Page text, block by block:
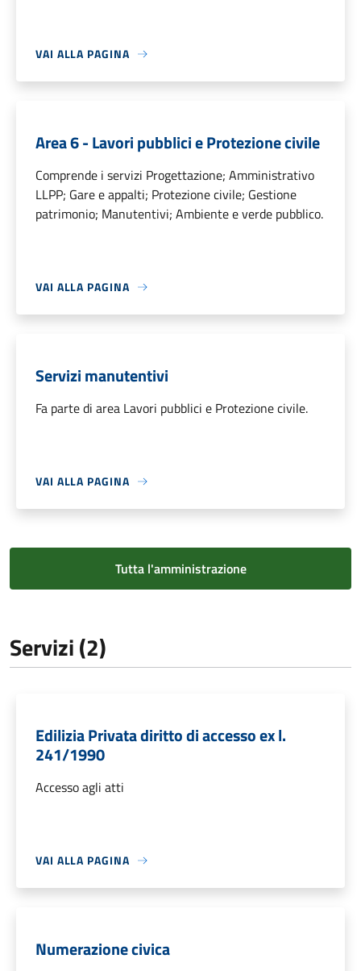
VAI ALLA PAGINA
Area 6 - Lavori pubblici e Protezione civile
Comprende i servizi Progettazione; Amministrativo
LLPP; Gare e appalti; Protezione civile; Gestione
patrimonio; Manutentivi; Ambiente e verde pubblico.
VAI ALLA PAGINA
Servizi manutentivi
Fa parte di area Lavori pubblici e Protezione civile.
VAI ALLA PAGINA
Tutta l'amministrazione
Servizi (2)
Edilizia Privata diritto di accesso ex l.
241/1990
Accesso agli atti
VAI ALLA PAGINA
Numerazione civica